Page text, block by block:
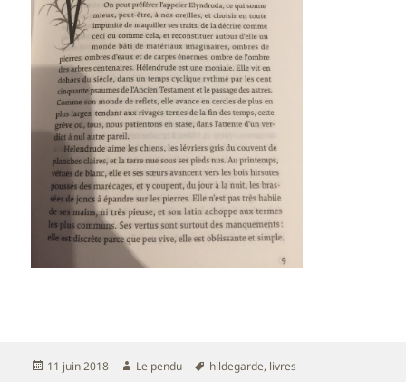
Publié
11 juin 2018 Auteur
Le pendu
Mots-
hildegarde, livres